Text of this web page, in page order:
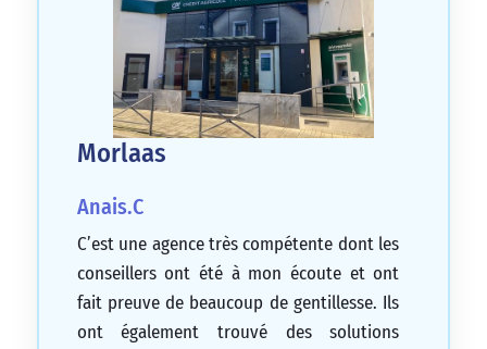
Morlaas
Anais.C
C’est une agence très compétente dont les
conseillers ont été à mon écoute et ont
fait preuve de beaucoup de gentillesse. Ils
ont également trouvé des solutions